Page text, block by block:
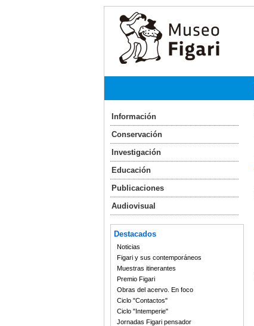
Información
Conservación
Investigación
Educación
Publicaciones
Audiovisual
Destacados
Noticias
Figari y sus contemporáneos
Muestras itinerantes
Premio Figari
Obras del acervo. En foco
Ciclo "Contactos"
Ciclo "Intemperie"
Jornadas Figari pensador